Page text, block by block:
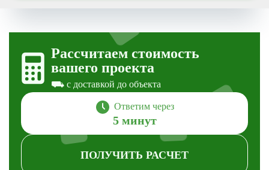
Рассчитаем стоимость
вашего проекта
⛟ с доставкой до объекта
Ответим через
5 минут
ПОЛУЧИТЬ РАСЧЕТ